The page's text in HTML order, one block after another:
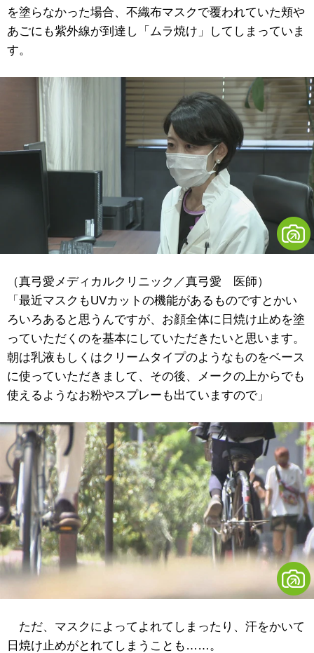
を塗らなかった場合、不織布マスクで覆われていた頬や
あごにも紫外線が到達し「ムラ焼け」してしまっていま
す。
（真弓愛メディカルクリニック／真弓愛 医師）
「最近マスクもUVカットの機能があるものですとかい
ろいろあると思うんですが、お顔全体に日焼け止めを塗
っていただくのを基本にしていただきたいと思います。
朝は乳液もしくはクリームタイプのようなものをベース
に使っていただきまして、その後、メークの上からでも
使えるようなお粉やスプレーも出ていますので」
ただ、マスクによってよれてしまったり、汗をかいて
日焼け止めがとれてしまうことも……。